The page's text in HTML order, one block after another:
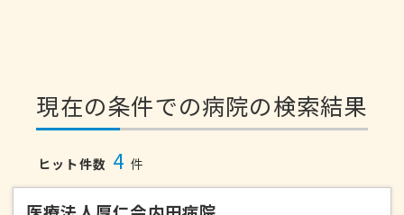
現在の条件での病院の検索結果
ヒット件数 4 件